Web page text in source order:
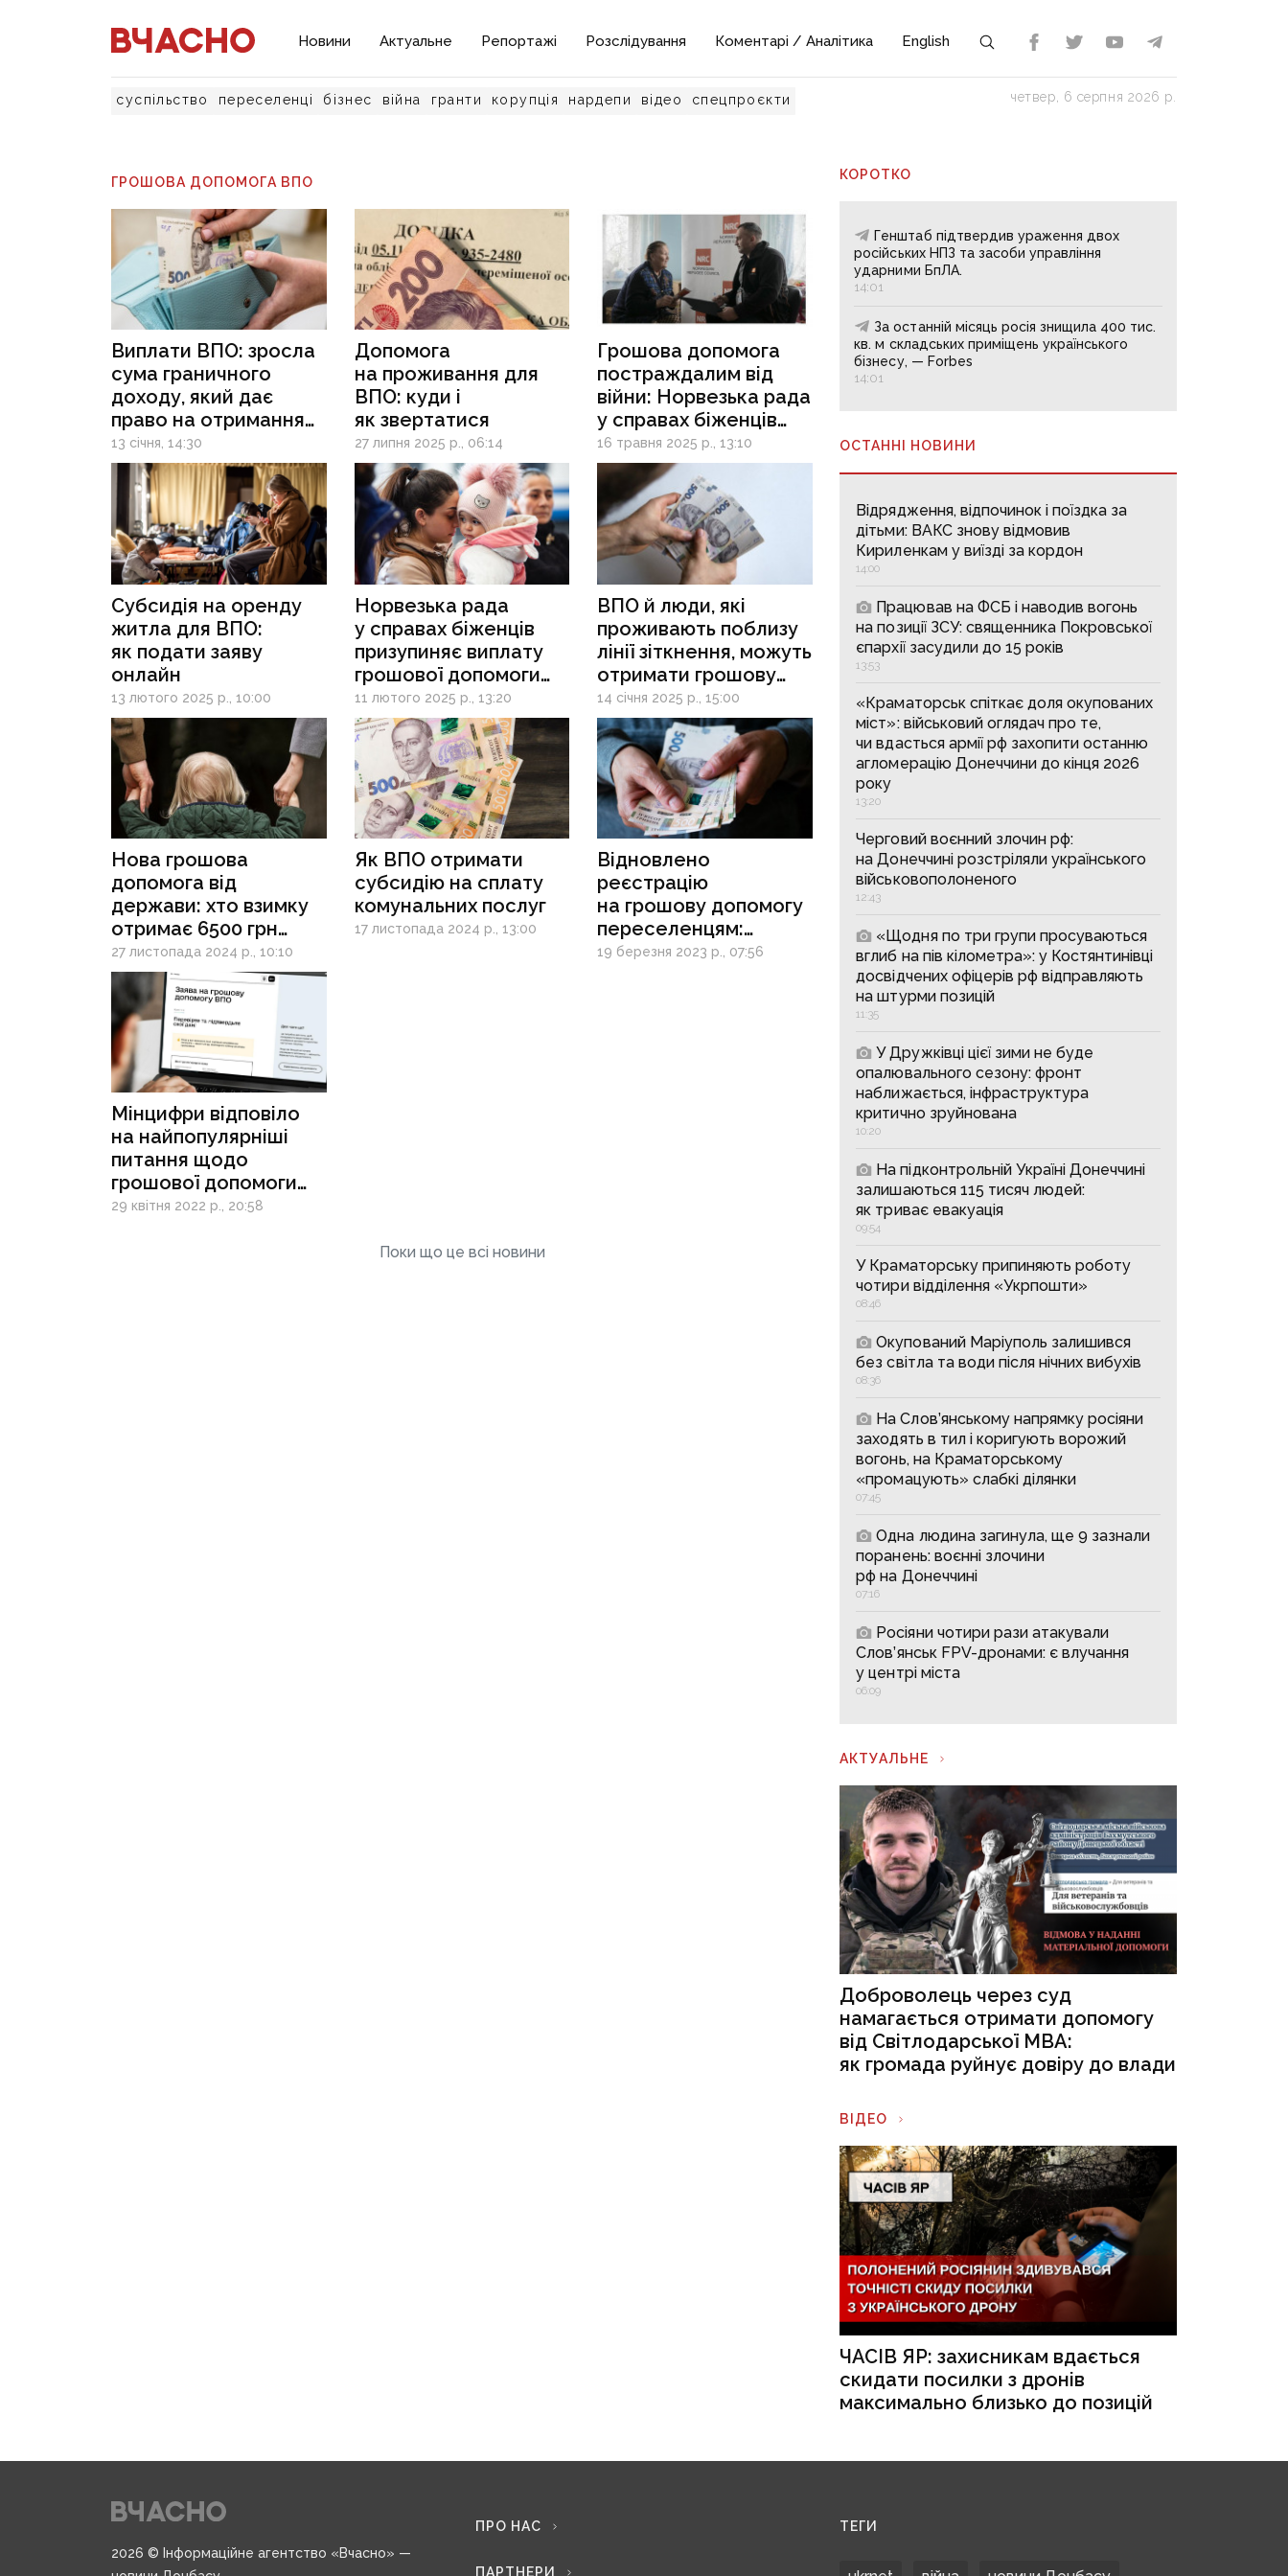
Новини Актуальне Репортажі Розслідування Коментарі / Аналітика English
суспільство переселенці бізнес війна гранти корупція нардепи відео спецпроєкти четвер, 6 серпня 2026 р.
ГРОШОВА ДОПОМОГА ВПО
Виплати ВПО: зросла
сума граничного
доходу, який дає
право на отримання
грошової допомоги
13 січня, 14:30
Допомога
на проживання для
ВПО: куди і
як звертатися
27 липня 2025 р., 06:14
Грошова допомога
постраждалим від
війни: Норвезька рада
у справах біженців
відкриває прийом
заявок
16 травня 2025 р., 13:10
Субсидія на оренду
житла для ВПО:
як подати заяву
онлайн
13 лютого 2025 р., 10:00
Норвезька рада
у справах біженців
призупиняє виплату
грошової допомоги
переселенцям
11 лютого 2025 р., 13:20
ВПО й люди, які
проживають поблизу
лінії зіткнення, можуть
отримати грошову
допомогу від
Норвезької ради
у справах біженців
14 січня 2025 р., 15:00
Нова грошова
допомога від
держави: хто взимку
отримає 6500 грн
та куди звертатися
за виплатою
27 листопада 2024 р., 10:10
Як ВПО отримати
субсидію на сплату
комунальних послуг
17 листопада 2024 р., 13:00
Відновлено
реєстрацію
на грошову допомогу
переселенцям:
як отримати
19 березня 2023 р., 07:56
Мінцифри відповіло
на найпопулярніші
питання щодо
грошової допомоги
для ВПО
29 квітня 2022 р., 20:58
Поки що це всі новини
КОРОТКО
Генштаб підтвердив ураження двох
російських НПЗ та засоби управління
ударними БпЛА.
14:01
За останній місяць росія знищила 400 тис.
кв. м складських приміщень українського
бізнесу, — Forbes
14:01
ОСТАННІ НОВИНИ
Відрядження, відпочинок і поїздка за
дітьми: ВАКС знову відмовив
Кириленкам у виїзді за кордон
14:00
Працював на ФСБ і наводив вогонь
на позиції ЗСУ: священника Покровської
єпархії засудили до 15 років
13:53
«Краматорськ спіткає доля окупованих
міст»: військовий оглядач про те,
чи вдасться армії рф захопити останню
агломерацію Донеччини до кінця 2026
року
13:20
Черговий воєнний злочин рф:
на Донеччині розстріляли українського
військовополоненого
12:43
«Щодня по три групи просуваються
вглиб на пів кілометра»: у Костянтинівці
досвідчених офіцерів рф відправляють
на штурми позицій
11:35
У Дружківці цієї зими не буде
опалювального сезону: фронт
наближається, інфраструктура
критично зруйнована
10:20
На підконтрольній Україні Донеччині
залишаються 115 тисяч людей:
як триває евакуація
09:54
У Краматорську припиняють роботу
чотири відділення «Укрпошти»
08:46
Окупований Маріуполь залишився
без світла та води після нічних вибухів
08:36
На Слов’янському напрямку росіяни
заходять в тил і коригують ворожий
вогонь, на Краматорському
«промацують» слабкі ділянки
07:45
Одна людина загинула, ще 9 зазнали
поранень: воєнні злочини
рф на Донеччині
07:16
Росіяни чотири рази атакували
Слов’янськ FPV-дронами: є влучання
у центрі міста
06:09
АКТУАЛЬНЕ
Доброволець через суд
намагається отримати допомогу
від Світлодарської МВА:
як громада руйнує довіру до влади
ВІДЕО
ЧАСІВ ЯР: захисникам вдається
скидати посилки з дронів
максимально близько до позицій
2026 © Інформаційне агентство «Вчасно» —
ПРО НАС
ПАРТНЕРИ
ТЕГИ